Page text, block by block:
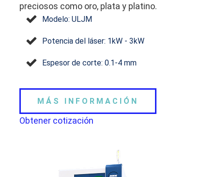
preciosos como oro, plata y platino.
Modelo: ULJM
Potencia del láser: 1kW - 3kW
Espesor de corte: 0.1-4 mm
MÁS INFORMACIÓN
Obtener cotización